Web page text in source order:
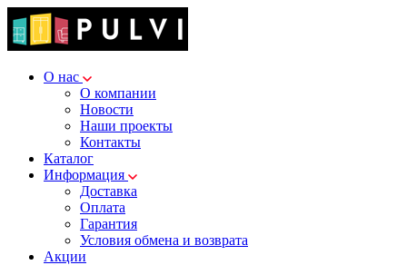
О нас
О компании
Новости
Наши проекты
Контакты
Каталог
Информация
Доставка
Оплата
Гарантия
Условия обмена и возврата
Акции